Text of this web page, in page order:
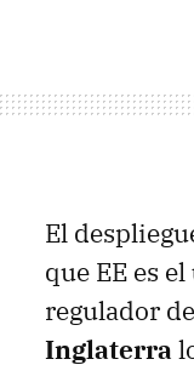
El
que EE es el
regulador
Inglaterra